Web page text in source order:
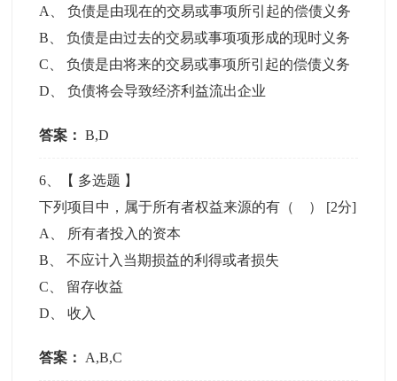
A
、负债是由现在的交易或事项所引起的偿债义务
B 、负债是由过去的交易或事项项形成的现时义务
C 、负债是由将来的交易或事项所引起的偿债义务
D 、负债将会导致经济利益流出企业
答案： B,D
6 、【 多选题 】
下列项目中，属于所有者权益来源的有（ ） [2分]
A
所有者投入的资本
B 、不应计入当期损益的利得或者损失
C
留存收益
D 、收入
答案： A,B,C